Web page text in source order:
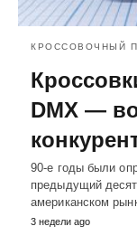
КРОССОВОЧНЫЙ
DMX —
90-е годы были
предыдущий
американском
3 недели ago